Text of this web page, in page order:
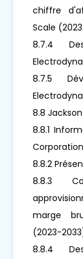
chiffre
Scale
8.7.4
8.7.5
8.8
8.8.1
Corporation
8.8.2
8.8.3
marge
(2023-
8.8.4